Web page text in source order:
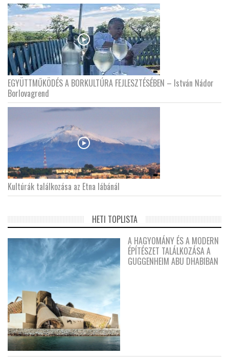
EGYÜTTMŰKÖDÉS A BORKULTÚRA FEJLESZTÉSÉBEN – István Nádor
Borlovagrend
Kultúrák találkozása az Etna lábánál
HETI TOPLISTA
A HAGYOMÁNY ÉS A MODERN
ÉPÍTÉSZET TALÁLKOZÁSA A
GUGGENHEIM ABU DHABIBAN